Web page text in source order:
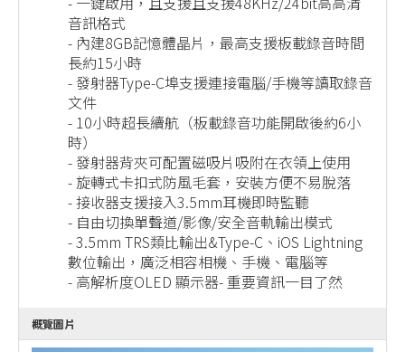
音訊格式
- 內建8GB記憶體晶片，最高支援板載錄音時間
長約15小時
- 發射器Type-C埠支援連接電腦/手機等讀取錄音
文件
- 10小時超長續航（板載錄音功能開啟後約6小
時）
- 發射器背夾可配置磁吸片吸附在衣領上使用
- 旋轉式卡扣式防風毛套，安裝方便不易脫落
- 接收器支援接入3.5mm耳機即時監聽
- 自由切換單聲道/影像/安全音軌輸出模式
- 3.5mm TRS類比輸出&Type-C、iOS Lightning
數位輸出，廣泛相容相機、手機、電腦等
- 高解析度OLED 顯示器- 重要資訊一目了然
概覽圖片